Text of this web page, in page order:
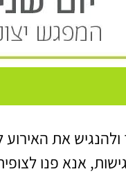
ולהנגיש את
אנא פנו